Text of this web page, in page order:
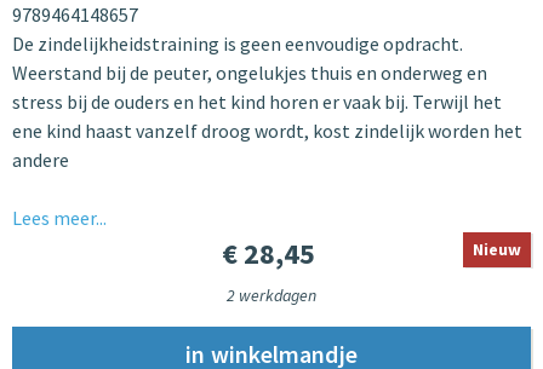
9789464148657
De zindelijkheidstraining is geen eenvoudige opdracht.
Weerstand bij de peuter, ongelukjes thuis en onderweg en
stress bij de ouders en het kind horen er vaak bij. Terwijl het
ene kind haast vanzelf droog wordt, kost zindelijk worden het
andere
Lees meer...
€ 28,45 Nieuw
2 werkdagen